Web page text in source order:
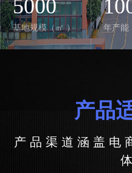
5000
基地规模（㎡ ） 年产能
产品
产品渠道涵盖